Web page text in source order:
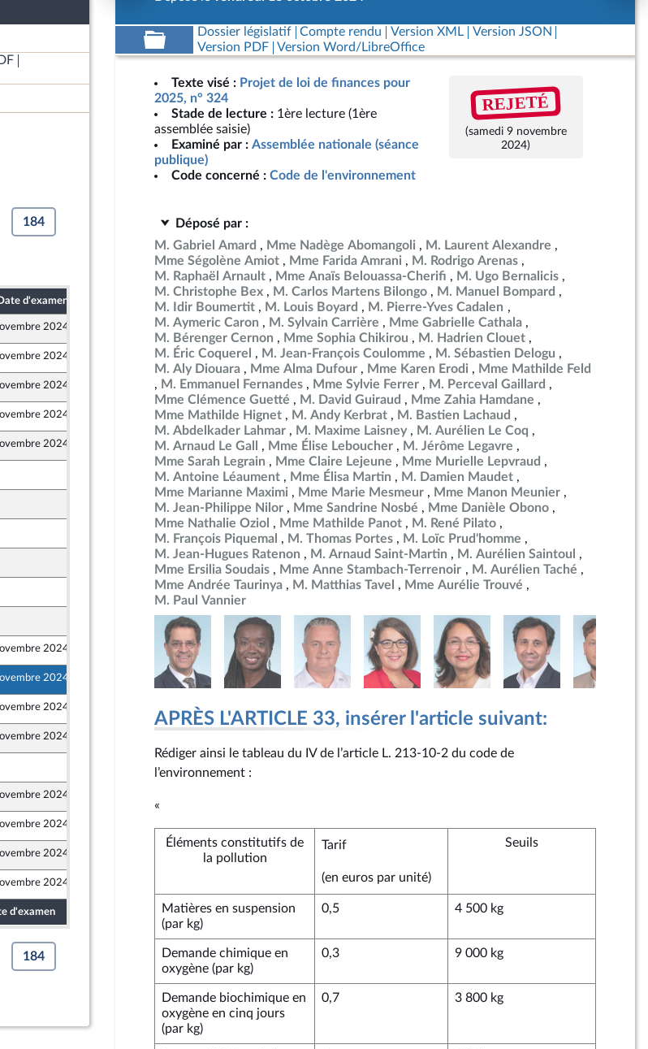
184
d'examen Date de dépôt
2024 11 octobre 2024
2024 19 octobre 2024
2024 12 octobre 2024
2024 16 octobre 2024
2024 18 octobre 2024
15 octobre 2024
12 octobre 2024
14 octobre 2024
14 octobre 2024
17 octobre 2024
2024
2024 18 octobre 2024
2024
2024
18 octobre 2024
2024
2024
2024
2024
d'examen
184
Dossier législatif Compte rendu Version XML
Version JSON
Version PDF
Version Word/LibreOffice
Texte visé : Projet de loi de finances pour
2025, n° 324
Stade de lecture : 1ère lecture (1ère
assemblée saisie)
Examiné par : Assemblée nationale (séance
publique)
Code concerné : Code de l'environnement
REJETÉ
(samedi 9 novembre
2024)
Déposé par :
M. Gabriel Amard
Mme Nadège Abomangoli
M. Laurent Alexandre
Mme Ségolène Amiot
Mme Farida Amrani
M. Rodrigo Arenas
M. Raphaël Arnault
Mme Anaïs Belouassa-Cherifi
M. Ugo Bernalicis
M. Christophe Bex
M. Carlos Martens Bilongo
M. Manuel Bompard
M. Idir Boumertit
M. Louis Boyard
M. Pierre-Yves Cadalen
M. Aymeric Caron
M. Sylvain Carrière
Mme Gabrielle Cathala
M. Bérenger Cernon
Mme Sophia Chikirou
M. Hadrien Clouet
M. Éric Coquerel
M. Jean-François Coulomme
M. Sébastien Delogu
M. Aly Diouara
Mme Alma Dufour Mme Karen Erodi
Mme Mathilde Feld
M. Emmanuel Fernandes
Mme Sylvie Ferrer
M. Perceval Gaillard
Mme Clémence Guetté
M. David Guiraud
Mme Zahia Hamdane
Mme Mathilde Hignet
M. Andy Kerbrat
M. Bastien Lachaud
M. Abdelkader Lahmar
M. Maxime Laisney
M. Aurélien Le Coq
M. Arnaud Le Gall
Mme Élise Leboucher
M. Jérôme Legavre
Mme Sarah Legrain
Mme Claire Lejeune
Mme Murielle Lepvraud
M. Antoine Léaument
Mme Élisa Martin
M. Damien Maudet
Mme Marianne Maximi
Mme Marie Mesmeur
Mme Manon Meunier
M. Jean-Philippe Nilor
Mme Sandrine Nosbé
Mme Danièle Obono
Mme Nathalie Oziol
Mme Mathilde Panot
M. René Pilato
M. François Piquemal
M. Thomas Portes
M. Loïc Prud'homme
M. Jean-Hugues Ratenon
M. Arnaud Saint-Martin
M. Aurélien Saintoul
Mme Ersilia Soudais
Mme Anne Stambach-Terrenoir
M. Aurélien Taché
Mme Andrée Taurinya
M. Matthias Tavel
Mme Aurélie Trouvé
M. Paul Vannier
APRÈS L'ARTICLE 33, insérer l'article suivant:
Rédiger ainsi le tableau du IV de l’article L. 213‑10‑2 du code de
l’environnement :
«
Éléments constitutifs de
la pollution
Tarif
(en euros par unité)
Seuils
Matières en suspension
(par kg)
0,5 4 500 kg
Demande chimique en
oxygène (par kg)
0,3 9 000 kg
Demande biochimique en
oxygène en cinq jours
(par kg)
0,7 3 800 kg